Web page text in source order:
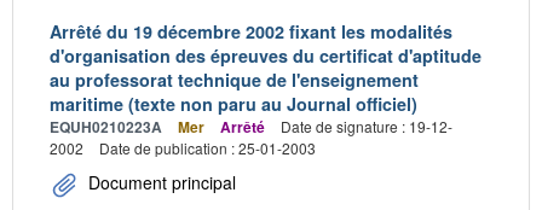
Arrêté du 19 décembre 2002 fixant les modalités
d'organisation des épreuves du certificat d'aptitude
au professorat technique de l'enseignement
maritime (texte non paru au Journal officiel)
EQUH0210223A Mer Arrêté
Date de signature : 19-12-
2002
Date de publication : 25-01-2003
Document principal